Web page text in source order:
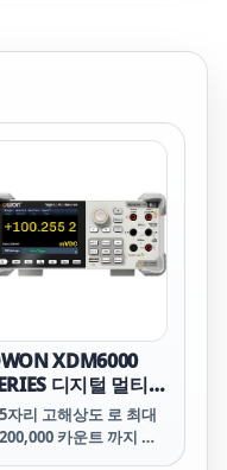
XDM6000
디지털 멀티미
4.3인치 터치스크
자리 고해상도 로 최대
카운트 까지 정